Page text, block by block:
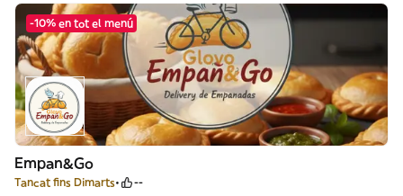
-10% en tot el menú
Empan&Go
Tancat fins Dimarts --